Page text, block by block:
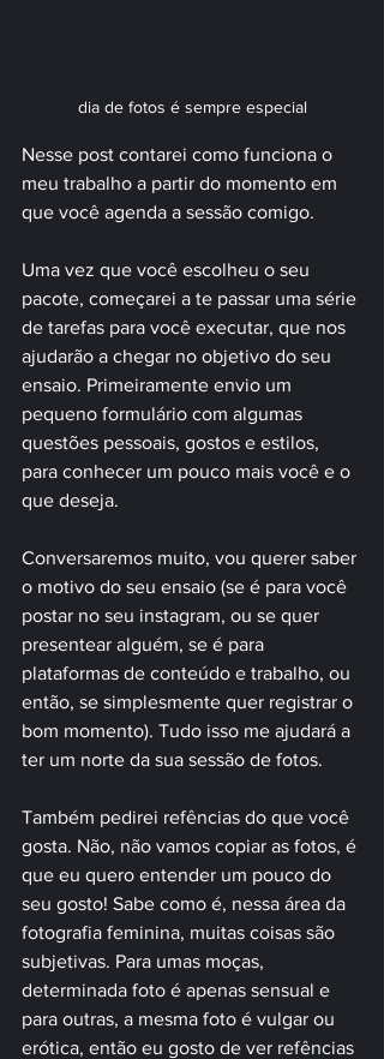
dia de fotos é sempre especial
Nesse post contarei como funciona o
meu trabalho a partir do momento em
que você agenda a sessão comigo.
Uma vez que você escolheu o seu
pacote, começarei a te passar uma série
de tarefas para você executar, que nos
ajudarão a chegar no objetivo do seu
ensaio. Primeiramente envio um
pequeno formulário com algumas
questões pessoais, gostos e estilos,
para conhecer um pouco mais você e o
que deseja.
Conversaremos muito, vou querer saber
o motivo do seu ensaio (se é para você
postar no seu instagram, ou se quer
presentear alguém, se é para
plataformas de conteúdo e trabalho, ou
então, se simplesmente quer registrar o
bom momento). Tudo isso me ajudará a
ter um norte da sua sessão de fotos.
Também pedirei refências do que você
gosta. Não, não vamos copiar as fotos, é
que eu quero entender um pouco do
seu gosto! Sabe como é, nessa área da
fotografia feminina, muitas coisas são
subjetivas. Para umas moças,
determinada foto é apenas sensual e
para outras, a mesma foto é vulgar ou
erótica, então eu gosto de ver refências